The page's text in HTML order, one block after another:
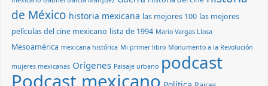
de México historia mexicana las mejores 100 las mejores
películas del cine mexicano lista de 1994 Mario Vargas Llosa
Mesoamérica mexicana histórica Mi primer libro Monumento a la Revolución
mujeres mexicanas Orígenes Paisaje urbano podcast